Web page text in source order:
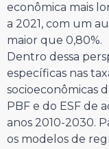
econômica mais
a 2021, com um
maior que 0,80%.
Dentro dessa
específicas nas
socioeconômicas
PBF e do ESF de
anos 2010-2030.
os modelos de